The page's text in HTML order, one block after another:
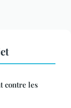
contre les